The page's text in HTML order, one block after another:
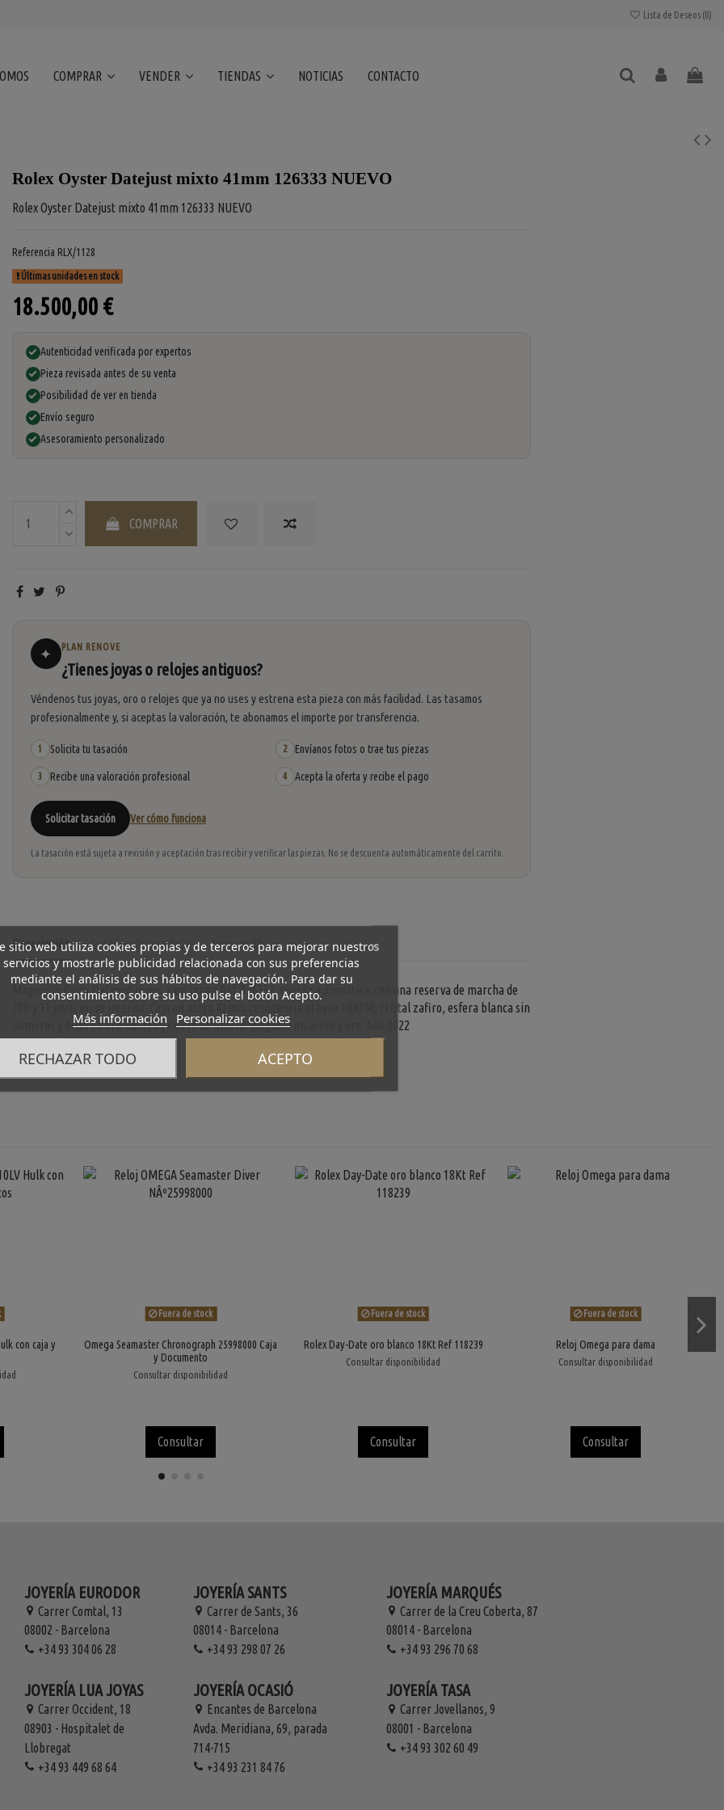
Lista de Deseos (0)
COMPRAR VENDER TIENDAS NOTICIAS CONTACTO
Rolex Oyster Datejust mixto 41mm 126333 NUEVO
Rolex Oyster Datejust mixto 41mm 126333 NUEVO
Referencia RLX/1128
Últimas unidades en stock
18.500,00 €
Autenticidad verificada por expertos
Pieza revisada antes de su venta
Posibilidad de ver en tienda
Envío seguro
Asesoramiento personalizado
COMPRAR
✦ PLAN RENOVE
¿Tienes joyas o relojes antiguos?
Véndenos tus joyas, oro o relojes que ya no uses y estrena esta pieza con más facilidad. Las tasamos
profesionalmente y, si aceptas la valoración, te abonamos el importe por transferencia.
1 Solicita tu tasación 2 Envíanos fotos o trae tus piezas
3 Recibe una valoración profesional 4 Acepta la oferta y recibe el pago
Solicitar tasación Ver cómo funciona
La tasación está sujeta a revisión y aceptación tras recibir y verificar las piezas. No se descuenta automáticamente del carrito.
Descripción Detalles del producto Reviews(0)
Magnifico Rolex Datejust nuevo a estrenar. Ref: 126333, cuerda automática. con una reserva de marcha de
70h y 31 joyas en su interior. Caja en acero 41mm resistencia al agua 10ATM, cristal zafiro, esfera blanca sin
números y bisel en oro. Correa y cierre de broche plegable en acero y oro. Año 2022
con caja y
Fuera de stock
Omega Seamaster Chronograph 25998000 Caja
y Documento
Consultar disponibilidad
Consultar
Fuera de stock
Rolex Day-Date oro blanco 18Kt Ref 118239
Consultar disponibilidad
Consultar
Fuera de stock
Reloj Omega para dama
Consultar disponibilidad
Consultar
JOYERÍA EURODOR
Carrer Comtal, 13
08002 - Barcelona
+34 93 304 06 28
JOYERÍA SANTS
Carrer de Sants, 36
08014 - Barcelona
+34 93 298 07 26
JOYERÍA LUA JOYAS
Carrer Occident, 18
08903 - Hospitalet de
Llobregat
+34 93 449 68 64
JOYERÍA OCASIÓ
Encantes de Barcelona
Avda. Meridiana, 69, parada
714-715
+34 93 231 84 76
JOYERÍA MARQUÉS
Carrer de la Creu Coberta, 87
08014 - Barcelona
+34 93 296 70 68
JOYERÍA TASA
Carrer Jovellanos, 9
08001 - Barcelona
+34 93 302 60 49
sitio web utiliza cookies propias y de terceros para mejorar nuestros
servicios y mostrarle publicidad relacionada con sus preferencias
mediante el análisis de sus hábitos de navegación. Para dar su
consentimiento sobre su uso pulse el botón Acepto.
Más información Personalizar cookies
RECHAZAR TODO ACEPTO